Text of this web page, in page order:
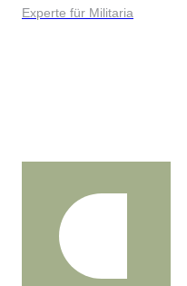
Experte für Militaria